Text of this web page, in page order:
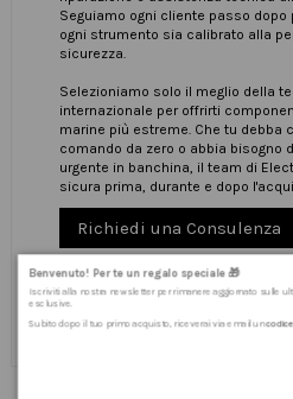
Seguiamo ogni cliente passo
ogni strumento sia calibrato alla
sicurezza.
Selezioniamo solo il meglio della
internazionale per offrirti
marine più estreme. Che tu debba
comando da zero o abbia bisogno
urgente in banchina, il team di
sicura prima, durante e dopo
Richiedi una Consulenza
Benvenuto! Per te un regalo speciale 🎁
Iscriviti alla nostra newsletter per rimanere aggiornato sulle
esclusive.
Subito dopo il tuo primo acquisto, riceverai via email un